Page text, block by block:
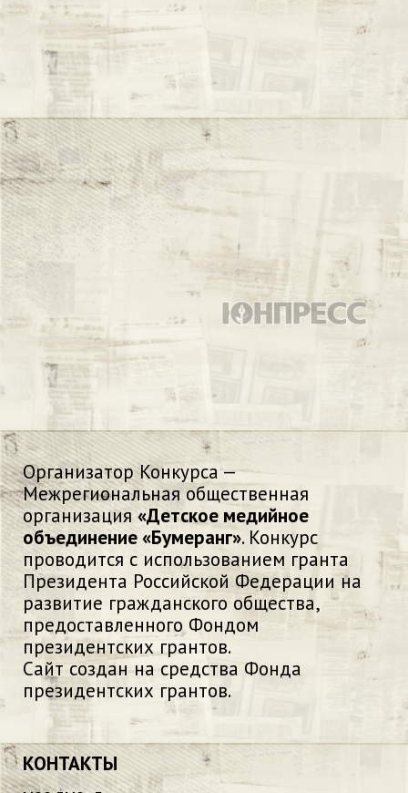
Организатор Конкурса —
Межрегиональная общественная
организация «Детское медийное
объединение «Бумеранг». Конкурс
проводится с использованием гранта
Президента Российской Федерации на
развитие гражданского общества,
предоставленного Фондом
президентских грантов.
Сайт создан на средства Фонда
президентских грантов.
КОНТАКТЫ